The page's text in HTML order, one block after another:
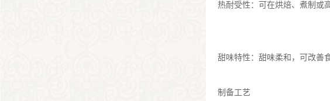
热耐受性：可在烘焙、煮制或
甜味特性：甜味柔和，可改善
制备工艺